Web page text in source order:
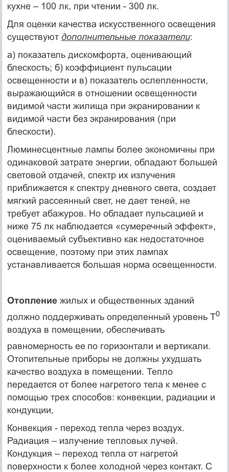
кухне – 100 лк, при чтении - 300 лк.
Для оценки качества искусственного освещения
существуют дополнительные показатели:
а) показатель дискомфорта, оценивающий
блескость; б) коэффициент пульсации
освещенности и в) показатель ослепленности,
выражающийся в отношении освещенности
видимой части жилища при экранировании к
видимой части без экранирования (при
блескости).
Люминесцентные лампы более экономичны при
одинаковой затрате энергии, обладают большей
световой отдачей, спектр их излучения
приближается к спектру дневного света, создает
мягкий рассеянный свет, не дает теней, не
требует абажуров. Но обладает пульсацией и
ниже 75 лк наблюдается «сумеречный эффект»,
оцениваемый субъективно как недостаточное
освещение, поэтому при этих лампах
устанавливается большая норма освещенности.
Отоплениежилых и общественных зданий
должно поддерживать определенный уровень Т0
воздуха в помещении, обеспечивать
равномерность ее по горизонтали и вертикали.
Отопительные приборы не должны ухудшать
качество воздуха в помещении. Тепло
передается от более нагретого тела к менее с
помощью трех способов: конвекции, радиации и
кондукции,
Конвекция - переход тепла через воздух.
Радиация – излучение тепловых лучей.
Кондукция – переход тепла от нагретой
поверхности к более холодной через контакт. С